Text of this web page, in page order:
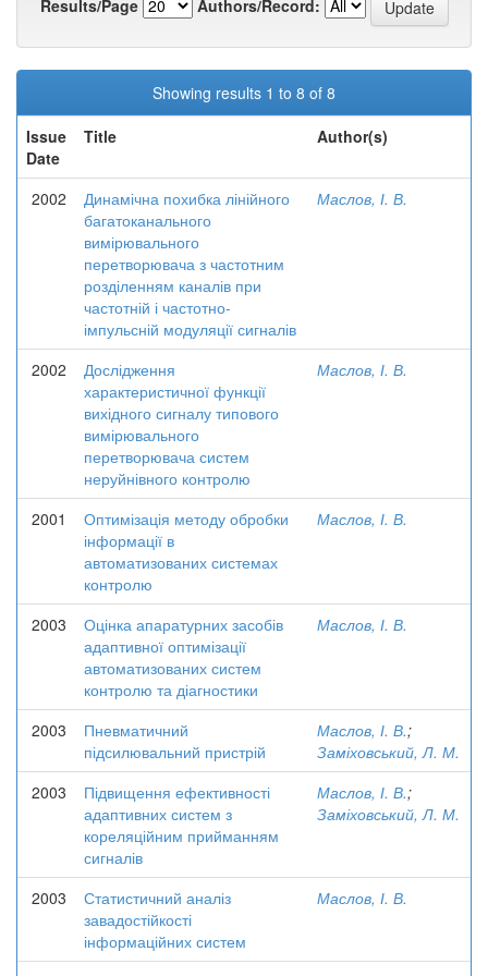
Results/Page
Authors/Record:
Showing results 1 to 8 of 8
Issue
Date
Title Author(s)
2002
Динамічна похибка лінійного
багатоканального
вимірювального
перетворювача з частотним
розділенням каналів при
частотній і частотно-
імпульсній модуляції сигналів
Маслов, І. В.
2002
Дослідження
характеристичної функції
вихідного сигналу типового
вимірювального
перетворювача систем
неруйнівного контролю
Маслов, І. В.
2001
Оптимізація методу обробки
інформації в
автоматизованих системах
контролю
Маслов, І. В.
2003
Оцінка апаратурних засобів
адаптивної оптимізації
автоматизованих систем
контролю та діагностики
Маслов, І. В.
2003
Пневматичний
підсилювальний пристрій
Маслов, І. В.;
Заміховський, Л. М.
2003
Підвищення ефективності
адаптивних систем з
кореляційним прийманням
сигналів
Маслов, І. В.;
Заміховський, Л. М.
2003
Статистичний аналіз
завадостійкості
інформаційних систем
Маслов, І. В.